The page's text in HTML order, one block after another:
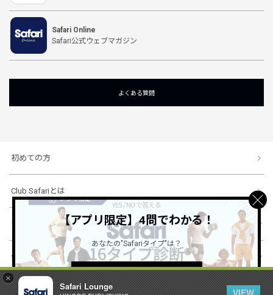
×
Safari Lounge
VIEW
Safari Online
Safari公式ウェブマガジン
よくある質問
初めての方
Club Safariとは
ショッピングガイド
会社概要・規約
【アプリ限定】4問でわかる！
あなたの"Safariタイプ"は？
詳しくはこちら ＞